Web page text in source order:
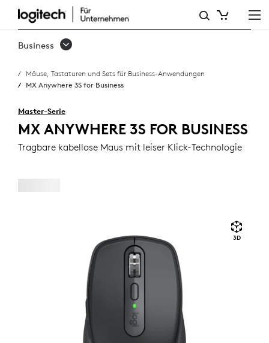
MX
ANYWHERE
FOR
BUSINESS
Business
Mäuse, Tastaturen und Sets für Business-Anwendungen
MX Anywhere 3S for Business
Master-Serie
MX ANYWHERE 3S FOR BUSINESS
Tragbare kabellose Maus mit leiser Klick-Technologie
3D